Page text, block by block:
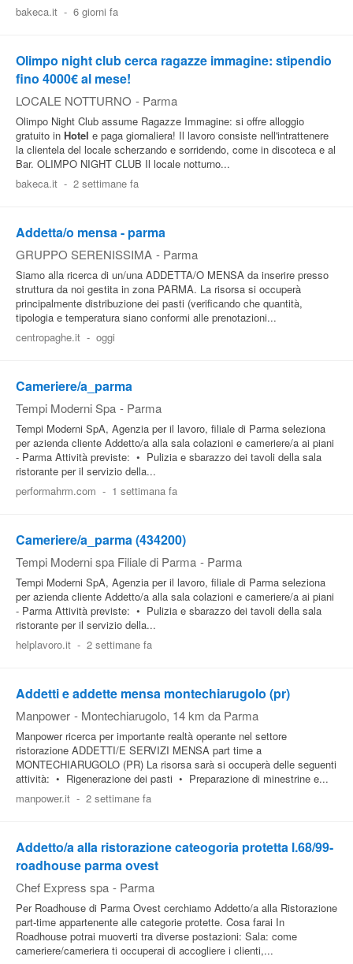
bakeca.it - 6 giorni fa
Olimpo night club cerca ragazze immagine: stipendio
fino 4000€ al mese!
LOCALE NOTTURNO - Parma
Olimpo Night Club assume Ragazze Immagine: si offre alloggio
gratuito in Hotel e paga giornaliera! Il lavoro consiste nell'intrattenere
la clientela del locale scherzando e sorridendo, come in discoteca e al
Bar. OLIMPO NIGHT CLUB Il locale notturno...
bakeca.it - 2 settimane fa
Addetta/o mensa - parma
GRUPPO SERENISSIMA - Parma
Siamo alla ricerca di un/una ADDETTA/O MENSA da inserire presso
struttura da noi gestita in zona PARMA. La risorsa si occuperà
principalmente distribuzione dei pasti (verificando che quantità,
tipologia e temperatura siano conformi alle prenotazioni...
centropaghe.it - oggi
Cameriere/a_parma
Tempi Moderni Spa - Parma
Tempi Moderni SpA, Agenzia per il lavoro, filiale di Parma seleziona
per azienda cliente Addetto/a alla sala colazioni e cameriere/a ai piani
- Parma Attività previste: • Pulizia e sbarazzo dei tavoli della sala
ristorante per il servizio della...
performahrm.com - 1 settimana fa
Cameriere/a_parma (434200)
Tempi Moderni spa Filiale di Parma - Parma
Tempi Moderni SpA, Agenzia per il lavoro, filiale di Parma seleziona
per azienda cliente Addetto/a alla sala colazioni e cameriere/a ai piani
- Parma Attività previste: • Pulizia e sbarazzo dei tavoli della sala
ristorante per il servizio della...
helplavoro.it - 2 settimane fa
Addetti e addette mensa montechiarugolo (pr)
Manpower - Montechiarugolo, 14 km da Parma
Manpower ricerca per importante realtà operante nel settore
ristorazione ADDETTI/E SERVIZI MENSA part time a
MONTECHIARUGOLO (PR) La risorsa sarà si occuperà delle seguenti
attività: • Rigenerazione dei pasti • Preparazione di minestrine e...
manpower.it - 2 settimane fa
Addetto/a alla ristorazione cateogoria protetta l.68/99-
roadhouse parma ovest
Chef Express spa - Parma
Per Roadhouse di Parma Ovest cerchiamo Addetto/a alla Ristorazione
part-time appartenente alle categorie protette. Cosa farai In
Roadhouse potrai muoverti tra diverse postazioni: Sala: come
cameriere/cameriera ti occuperai di accogliere i clienti,...